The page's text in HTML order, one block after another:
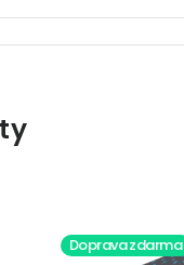
Doprava zdarma